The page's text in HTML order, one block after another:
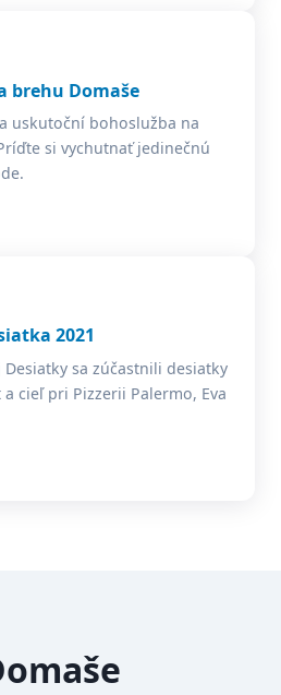
brehu Domaše
uskutoční bohoslužba na
si vychutnať jedinečnú
2021
Desiatky sa zúčastnili desiatky
cieľ pri Pizzerii Palermo, Eva